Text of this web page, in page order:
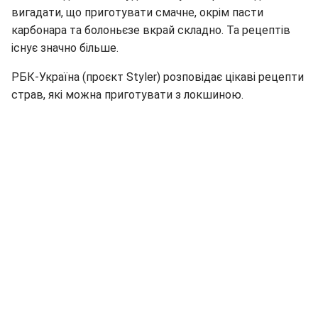
вигадати, що приготувати смачне, окрім пасти
карбонара та болоньєзе вкрай складно. Та рецептів
існує значно більше.
РБК-Україна (проєкт Styler) розповідає цікаві рецепти
страв, які можна приготувати з локшиною.